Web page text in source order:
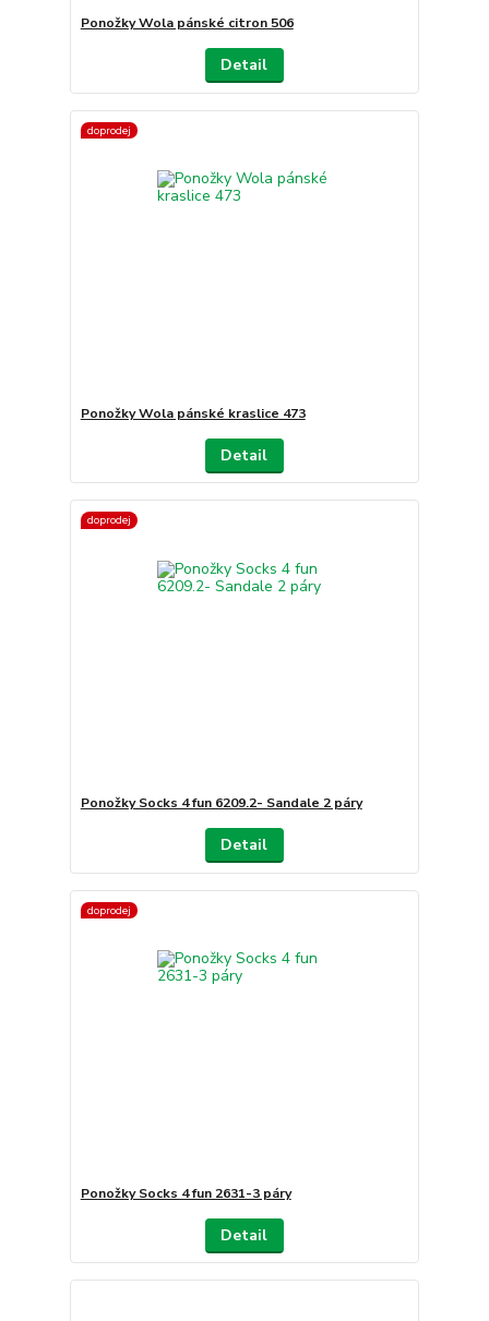
Ponožky Wola pánské citron 506
Detail
doprodej
Ponožky Wola pánské kraslice 473
Detail
doprodej
Ponožky Socks 4 fun 6209.2- Sandale 2 páry
Detail
doprodej
Ponožky Socks 4 fun 2631-3 páry
Detail